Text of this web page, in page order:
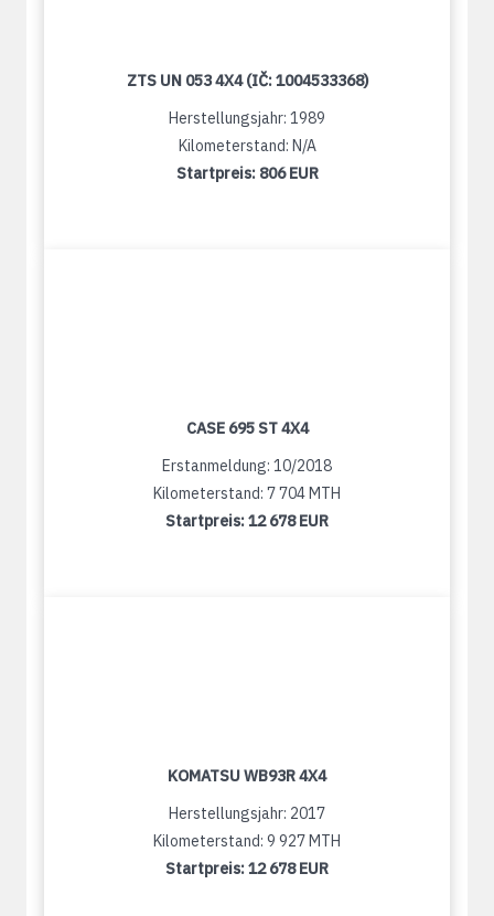
ZTS UN 053 4X4 (IČ: 1004533368)
Herstellungsjahr: 1989
Kilometerstand: N/A
Startpreis: 806 EUR
CASE 695 ST 4X4
Erstanmeldung: 10/2018
Kilometerstand: 7 704 MTH
Startpreis:12 678 EUR
KOMATSU WB93R 4X4
Herstellungsjahr: 2017
Kilometerstand: 9 927 MTH
Startpreis:12 678 EUR